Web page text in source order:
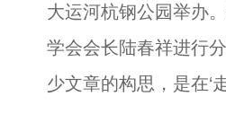
大运河杭钢公园举办
学会会长陆春祥进行
少文章的构思，是在‘